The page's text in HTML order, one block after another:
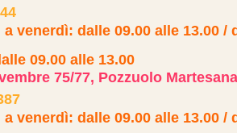
a venerdì: dalle 09.00 alle 13.00 /
09.00 alle 13.00
75/77, Pozzuolo
a venerdì: dalle 09.00 alle 13.00 /